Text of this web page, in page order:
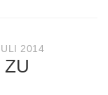
2014